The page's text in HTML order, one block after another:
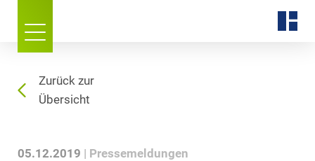
Zurück zur
Übersicht
05.12.2019 Pressemeldungen